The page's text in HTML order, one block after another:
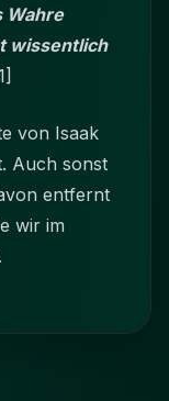
Wahre
wissentlich
von Isaak
Auch sonst
entfernt
wir im